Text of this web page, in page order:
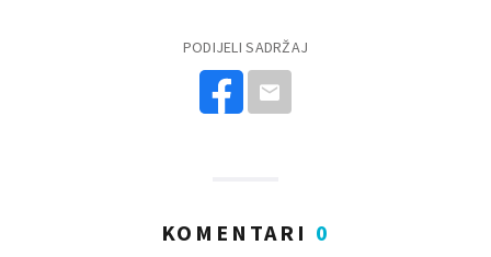
PODIJELI SADRŽAJ
KOMENTARI 0